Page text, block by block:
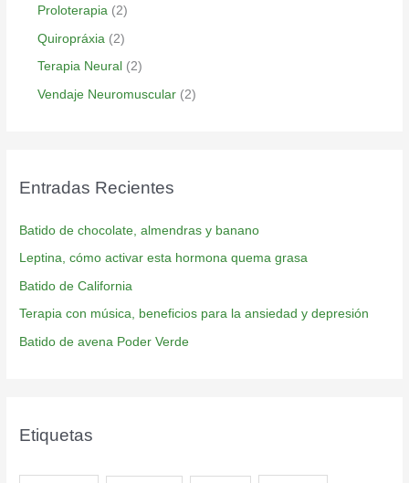
Proloterapia (2)
Quiropráxia (2)
Terapia Neural (2)
Vendaje Neuromuscular (2)
Entradas Recientes
Batido de chocolate, almendras y banano
Leptina, cómo activar esta hormona quema grasa
Batido de California
Terapia con música, beneficios para la ansiedad y depresión
Batido de avena Poder Verde
Etiquetas